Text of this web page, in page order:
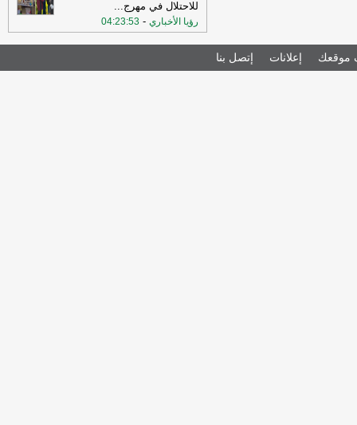
للاحتلال في مهرج...
رؤيا الأخباري -
04:23:53
موقعك إعلانات إتصل بنا